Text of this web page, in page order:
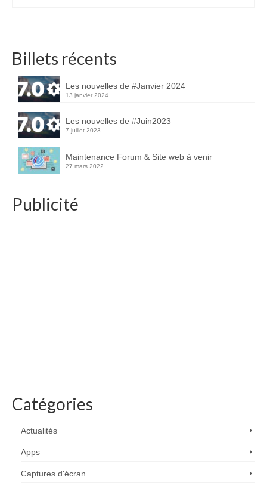
Billets récents
Les nouvelles de #Janvier 2024
13 janvier 2024
Les nouvelles de #Juin2023
7 juillet 2023
Maintenance Forum & Site web à venir
27 mars 2022
Publicité
Catégories
Actualités
Apps
Captures d'écran